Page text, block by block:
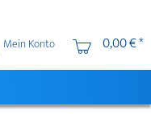
Mein Konto
0,00 € *